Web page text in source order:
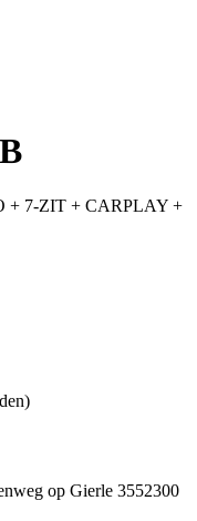
+ 7-ZIT + CARPLAY +
op Gierle 3552300